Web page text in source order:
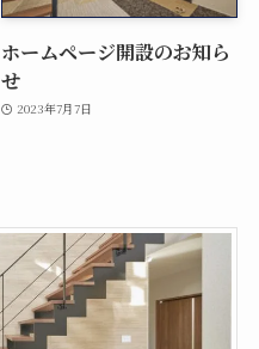
ホームページ開設のお知ら
せ
2023年7月7日